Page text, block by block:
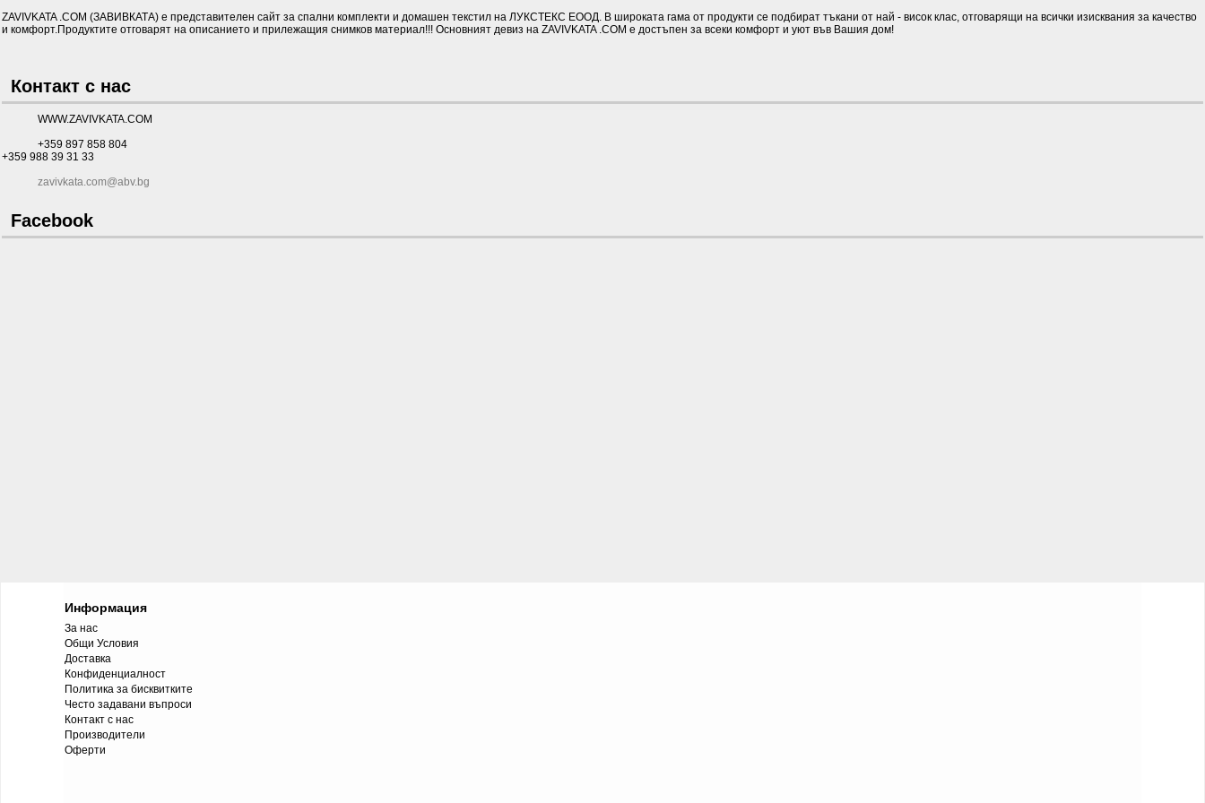
ZAVIVKATA .COM (ЗАВИВКАТА) е представителен сайт за спални комплекти и домашен текстил на ЛУКСТЕКС ЕООД. В широката гама от продукти се подбират тъкани от най - висок клас, отговарящи на всички изисквания за качество
и комфорт.Продуктите отговарят на описанието и прилежащия снимков материал!!! Основният девиз на ZAVIVKATA .COM е достъпен за всеки комфорт и уют във Вашия дом!
Контакт с нас
WWW.ZAVIVKATA.COM
+359 897 858 804
+359 988 39 31 33
zavivkata.com@abv.bg
Facebook
Информация
За нас
Общи Условия
Доставка
Конфиденциалност
Политика за бисквитките
Често задавани въпроси
Контакт с нас
Производители
Оферти